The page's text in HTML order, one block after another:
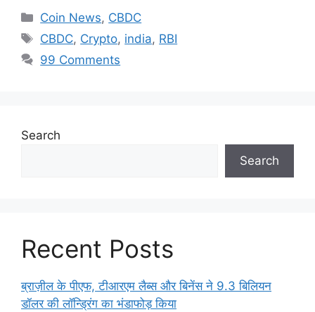
Categories
Coin News, CBDC
Tags
CBDC, Crypto, india, RBI
99 Comments
Search
Search
Recent Posts
ब्राज़ील के पीएफ, टीआरएम लैब्स और बिनेंस ने 9.3 बिलियन
डॉलर की लॉन्ड्रिंग का भंडाफोड़ किया